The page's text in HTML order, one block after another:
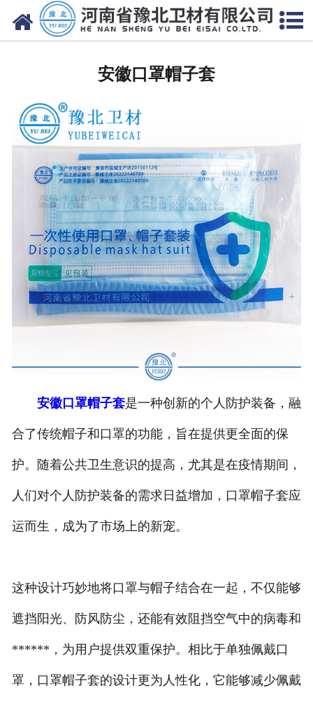
网站首页
安徽医用棉签
安徽显影纱布
安徽医用口罩帽
安徽医用包类
安徽医用手套
安徽防护用品
安徽其他卫材
安徽口罩帽子套
安徽口罩帽子套是一种创新的个人防护装备，融
合了传统帽子和口罩的功能，旨在提供更全面的保
护。随着公共卫生意识的提高，尤其是在疫情期间，
人们对个人防护装备的需求日益增加，口罩帽子套应
运而生，成为了市场上的新宠。
这种设计巧妙地将口罩与帽子结合在一起，不仅能够
遮挡阳光、防风防尘，还能有效阻挡空气中的病毒和
******，为用户提供双重保护。相比于单独佩戴口
罩，口罩帽子套的设计更为人性化，它能够减少佩戴